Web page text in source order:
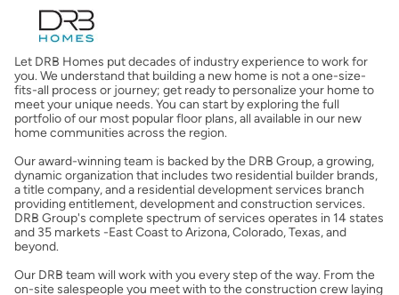
Seguro de propietarios
Obtener ofertas por mi casa
Let DRB Homes put decades of industry experience to work for
you. We understand that building a new home is not a one-size-
fits-all process or journey; get ready to personalize your home to
meet your unique needs. You can start by exploring the full
portfolio of our most popular floor plans, all available in our new
home communities across the region.
Our award-winning team is backed by the DRB Group, a growing,
dynamic organization that includes two residential builder brands,
a title company, and a residential development services branch
providing entitlement, development and construction services.
DRB Group's complete spectrum of services operates in 14 states
and 35 markets -East Coast to Arizona, Colorado, Texas, and
beyond.
Our DRB team will work with you every step of the way. From the
on-site salespeople you meet with to the construction crew laying